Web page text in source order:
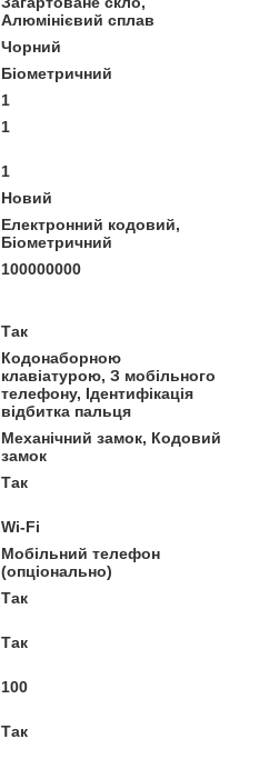
Алюмінієвий сплав
Чорний
Біометричний
1
1
1
Новий
Електронний кодовий,
Біометричний
100000000
Так
Кодонаборною
клавіатурою, З мобільного
телефону, Ідентифікація
відбитка пальця
Механічний замок, Кодовий
замок
Так
Wi-Fi
Мобільний телефон
(опціонально)
Так
Так
100
Так